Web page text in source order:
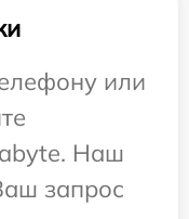
или
Наш
запрос